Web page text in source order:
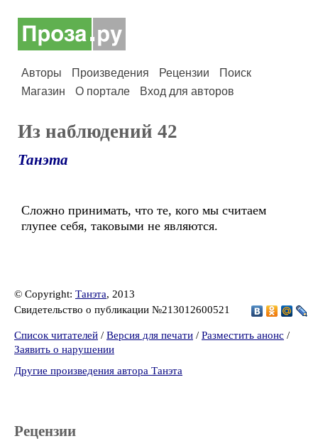
Авторы Произведения Рецензии
Поиск
Магазин
О портале Вход для авторов
Из наблюдений 42
Танэта
Сложно принимать, что те, кого мы считаем
глупее себя, таковыми не являются.
© Copyright: Танэта, 2013
Свидетельство о публикации №213012600521
Список читателей / Версия для печати / Разместить анонс /
Заявить о нарушении
Другие произведения автора Танэта
Рецензии